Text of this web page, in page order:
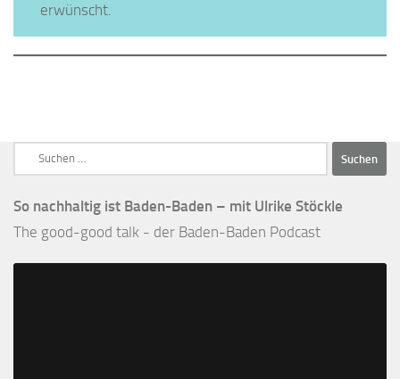
erwünscht.
Suchen
nach:
So nachhaltig ist Baden-Baden – mit Ulrike Stöckle
The good-good talk - der Baden-Baden Podcast